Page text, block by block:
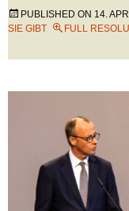
PUBLISHED ON 14.
SIE GIBT
FULL